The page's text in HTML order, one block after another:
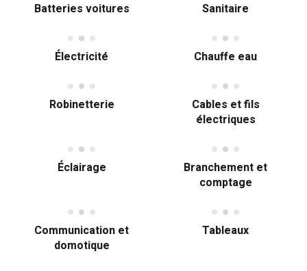
Batteries voitures Sanitaire
Électricité Chauffe eau
Robinetterie
Cables et fils
électriques
Éclairage
Branchement et
comptage
Communication et
domotique
Tableaux